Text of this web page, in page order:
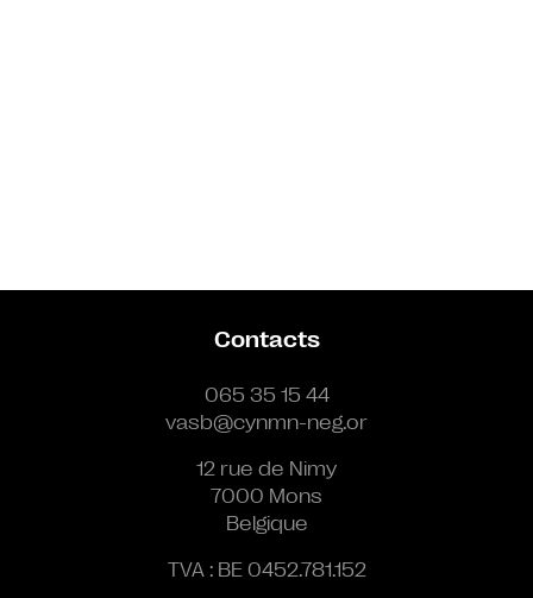
Contacts
065 35 15 44
vasb@cynmn-neg.or
12 rue de Nimy
7000 Mons
Belgique
TVA : BE 0452.781.152